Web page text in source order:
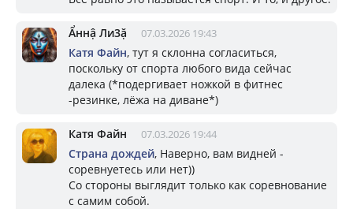
Ẩннậ Ли3ặ 07.03.2026 19:43
Катя Файн, тут я склонна согласиться,
поскольку от спорта любого вида сейчас
далека (*подергивает ножкой в фитнес
-резинке, лёжа на диване*)
Катя Файн 07.03.2026 19:44
Страна дождей, Наверно, вам видней -
соревнуетесь или нет))
Со стороны выглядит только как соревнование
с самим собой.